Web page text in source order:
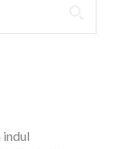
indul